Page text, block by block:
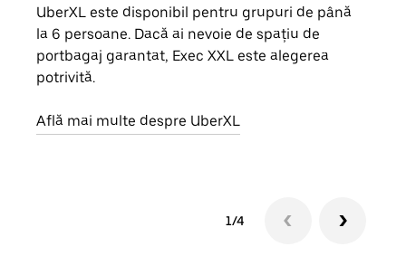
UberXL este disponibil pentru grupuri de până
la 6 persoane. Dacă ai nevoie de spațiu de
portbagaj garantat, Exec XXL este alegerea
potrivită.
Află mai multe despre UberXL
1/4